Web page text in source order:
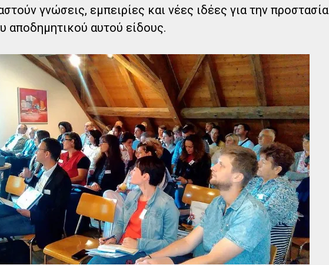
γνώσεις, εμπειρίες και νέες ιδέες για την προστασία
αποδημητικού αυτού είδους.